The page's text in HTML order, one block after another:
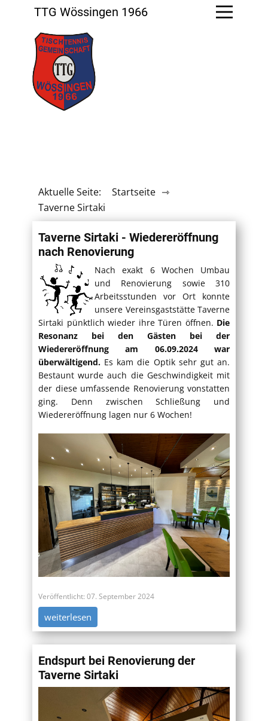
TTG Wössingen 1966
Aktuelle Seite: Startseite ⇾
Taverne Sirtaki
Taverne Sirtaki - Wiedereröffnung
nach Renovierung
Nach exakt 6 Wochen Umbau
und Renovierung sowie 310
Arbeitsstunden vor Ort konnte
unsere Vereinsgaststätte Taverne
Sirtaki pünktlich wieder ihre Türen öffnen. Die
Resonanz bei den Gästen bei der
Wiedereröffnung am 06.09.2024 war
überwältigend. Es kam die Optik sehr gut an.
Bestaunt wurde auch die Geschwindigkeit mit
der diese umfassende Renovierung vonstatten
ging. Denn zwischen Schließung und
Wiedereröffnung lagen nur 6 Wochen!
Veröffentlicht: 07. September 2024
weiterlesen
Endspurt bei Renovierung der
Taverne Sirtaki